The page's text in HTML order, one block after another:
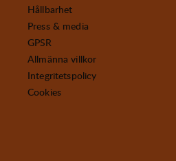
Hållbarhet
Press & media
GPSR
Allmänna villkor
Integritetspolicy
Cookies